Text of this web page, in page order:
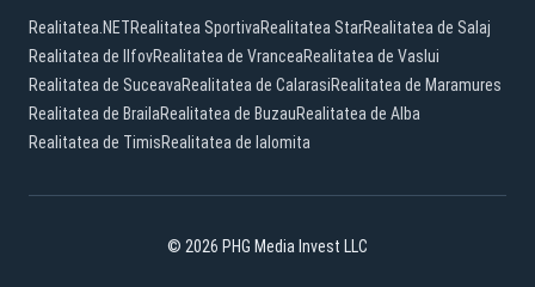
Realitatea.NETRealitatea SportivaRealitatea StarRealitatea de Salaj
Realitatea de IlfovRealitatea de VranceaRealitatea de Vaslui
Realitatea de SuceavaRealitatea de CalarasiRealitatea de Maramures
Realitatea de BrailaRealitatea de BuzauRealitatea de Alba
Realitatea de TimisRealitatea de Ialomita
© 2026 PHG Media Invest LLC